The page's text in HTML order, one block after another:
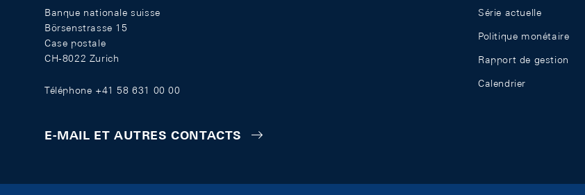
Banque nationale suisse
Börsenstrasse 15
Case postale
CH-8022 Zurich
Téléphone +41 58 631 00 00
E-MAIL ET AUTRES CONTACTS
Série actuelle
Politique monétaire
Rapport de gestion
Calendrier